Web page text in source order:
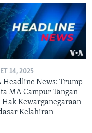
14, 2025
Headline News: Trump
MA Campur Tangan
Hak Kewarganegaraan
Kelahiran